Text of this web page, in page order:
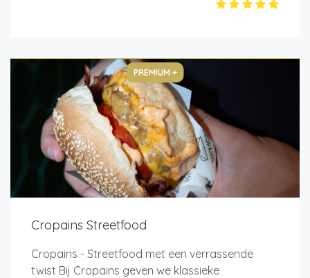
PREMIUM +
Cropains Streetfood
Cropains - Streetfood met een verrassende
twist Bij Cropains geven we klassieke